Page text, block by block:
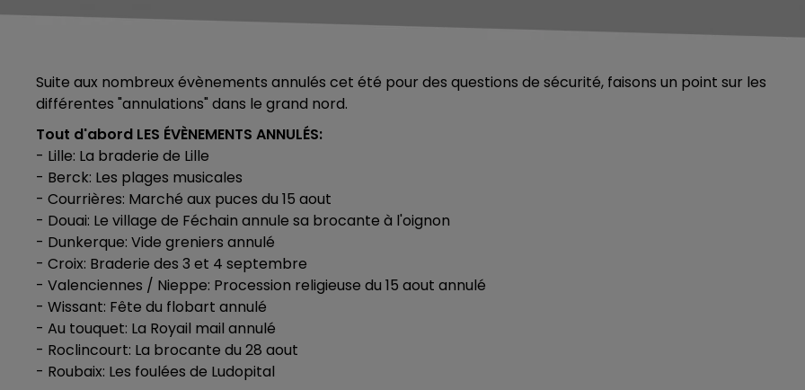
16h00 - 20h00
LA TEAM DU WEEK-END
Suite aux nombreux évènements annulés cet été pour des questions de sécurité, faisons un point sur les
différentes "annulations" dans le grand nord.
Tout d'abord LES ÉVÈNEMENTS ANNULÉS:
- Lille: La braderie de Lille
- Berck: Les plages musicales
- Courrières: Marché aux puces du 15 aout
- Douai: Le village de Féchain annule sa brocante à l'oignon
- Dunkerque: Vide greniers annulé
- Croix: Braderie des 3 et 4 septembre
- Valenciennes / Nieppe: Procession religieuse du 15 aout annulé
- Wissant: Fête du flobart annulé
- Au touquet: La Royail mail annulé
- Roclincourt: La brocante du 28 aout
- Roubaix: Les foulées de Ludopital